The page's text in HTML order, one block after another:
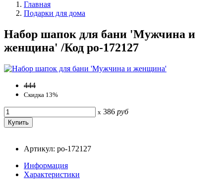
Главная
Подарки для дома
Набор шапок для бани 'Мужчина и
женщина' /Код po-172127
444
Скидка 13%
x 386 руб
Артикул: po-172127
Информация
Характеристики